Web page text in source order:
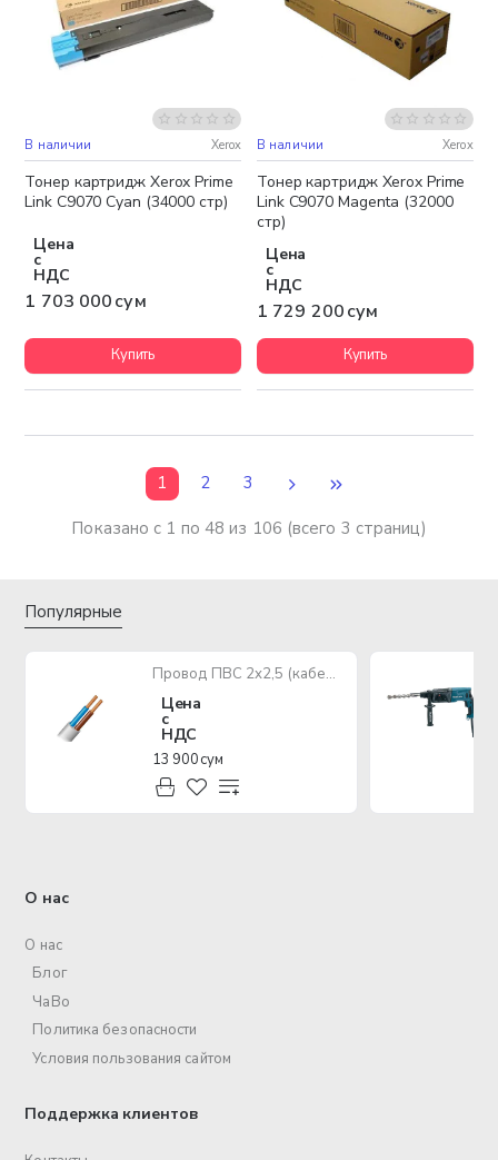
Бесплатная доставка
В наличии Xerox
Тонер картридж Xerox Prime
Link C9070 Cyan (34000 стр)
Цена
с
НДС
1 703 000 сум
Купить
Бесплатная доставка
В наличии Xerox
Тонер картридж Xerox Prime
Link C9070 Magenta (32000
стр)
Цена
с
НДС
1 729 200 сум
Купить
1 2 3
Показано с 1 по 48 из 106 (всего 3 страниц)
Популярные
Провод ПВС 2х2,5 (кабель медный многожильный)
Цена
с
НДС
13 900 сум
О нас
О нас
Блог
ЧаВо
Политика безопасности
Условия пользования сайтом
Поддержка клиентов